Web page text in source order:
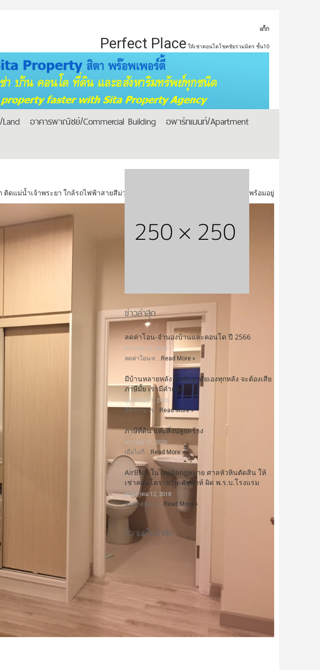
แท็ก
Perfect Place ให้เช่าคอนโดโชคชัยร่วมมิตร ชั้น10
อาคารพาณิชย์/Commercial Building
อพาร์ทเมนท์/Apartment
ดแม่น้ำเจ้าพระยา ใกล้รถไฟฟ้าสายสีม่วง สะพานพระนั่งเกล้า ชั้นสูง วิวสวย บิ้วอินพร้อมอยู่
ข่าวล่าสุด
ลดค่าโอน-จำนองบ้านและคอนโด ปี 2566
มกราคม 25, 2023
ลดค่าโอน-จ … Read More »
มีบ้านหลายหลัง แค่พักอาศัยเองทุกหลัง จะต้องเสีย
ภาษีมั้ย เรามีคำตอบ
กุมภาพันธ์ 1, 2020
มีคำถาม เร … Read More »
ภาษีที่ดิน และสิ่งปลูกสร้าง
มกราคม 31, 2020
เมื่อไม่กี … Read More »
AirBNB ในไทยผิดกฎหมาย ศาลหัวหินตัดสิน ให้
เช่าคอนโดรายวัน-สัปดาห์ ผิด พ.ร.บ.โรงแรม
พฤษภาคม 12, 2018
พบศาลจังหว … Read More »
ความเห็นล่าสุด